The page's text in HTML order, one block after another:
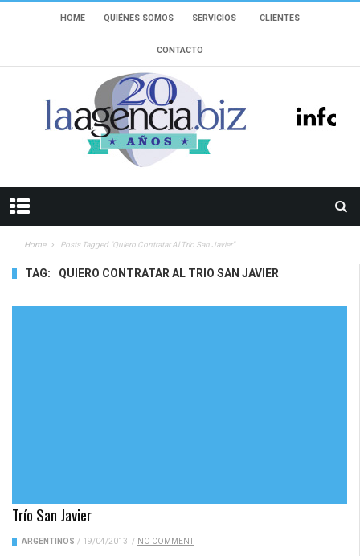
HOME QUIÉNES SOMOS SERVICIOS CLIENTES
CONTACTO
Home Posts Tagged "Quiero Contratar Al Trio San Javier"
TAG: QUIERO CONTRATAR AL TRIO SAN JAVIER
Trío San Javier
ARGENTINOS / 19/04/2013 / NO COMMENT